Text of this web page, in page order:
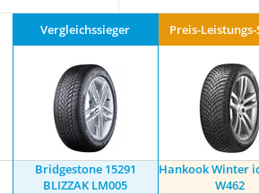
Wagenheber
Service
Vergleichssieger Preis-
Bridgestone 15291
BLIZZAK LM005
Hankook Winter
W462